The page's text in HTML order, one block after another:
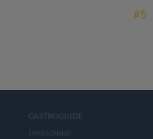
#5
GASTROGUIDE
Deutschland